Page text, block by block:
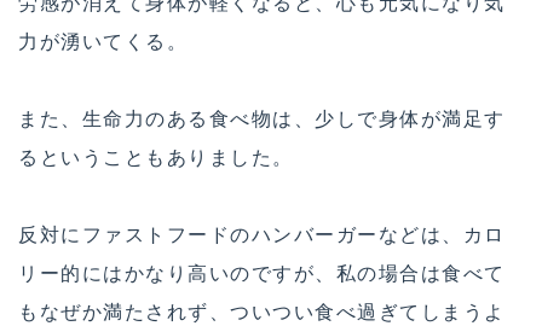
力が湧いてくる。
また、生命力のある食べ物は、少しで身体が満足す
るということもありました。
反対にファストフードのハンバーガーなどは、カロ
リー的にはかなり高いのですが、私の場合は食べて
もなぜか満たされず、ついつい食べ過ぎてしまうよ